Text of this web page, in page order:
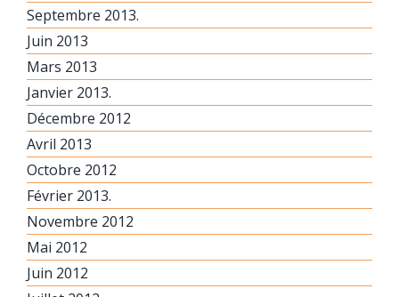
Septembre 2013.
Juin 2013
Mars 2013
Janvier 2013.
Décembre 2012
Avril 2013
Octobre 2012
Février 2013.
Novembre 2012
Mai 2012
Juin 2012